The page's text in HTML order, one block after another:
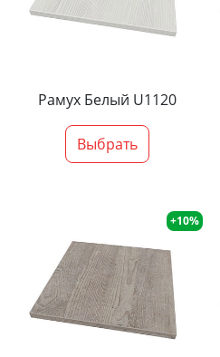
Рамух Белый U1120
Выбрать
+10%